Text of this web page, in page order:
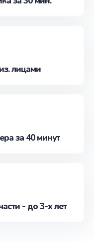
лицами
за 40 минут
- до 3-х лет